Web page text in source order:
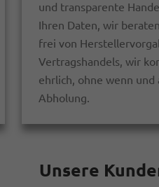
und transparente
Ihren Daten, wir
frei von
Vertragshandels, wir
ehrlich, ohne wenn und
Abholung.
Unsere